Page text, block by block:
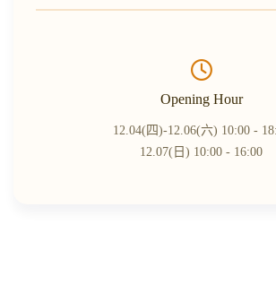
Opening Hour
12.04(四)-12.06(六) 10:00 -
12.07(日) 10:00 - 16:00